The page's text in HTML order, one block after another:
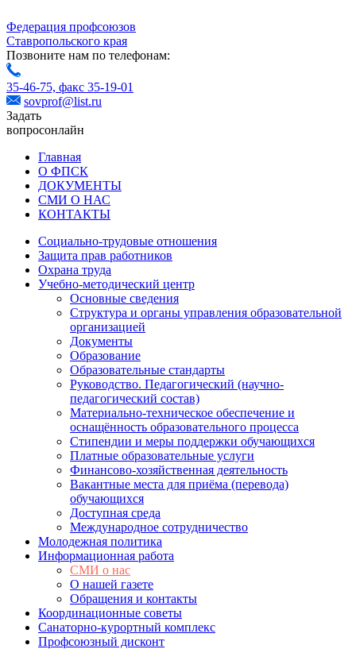
Федерация профсоюзов
Ставропольского края
Позвоните нам по телефонам:
35-46-75, факс 35-19-01
sovprof@list.ru
Задать
вопросонлайн
Главная
О ФПСК
ДОКУМЕНТЫ
СМИ О НАС
КОНТАКТЫ
Социально-трудовые отношения
Защита прав работников
Охрана труда
Учебно-методический центр
Основные сведения
Структура и органы управления образовательной
организацией
Документы
Образование
Образовательные стандарты
Руководство. Педагогический (научно-
педагогический состав)
Материально-техническое обеспечение и
оснащённость образовательного процесса
Стипендии и меры поддержки обучающихся
Платные образовательные услуги
Финансово-хозяйственная деятельность
Вакантные места для приёма (перевода)
обучающихся
Доступная среда
Международное сотрудничество
Молодежная политика
Информационная работа
СМИ о нас
О нашей газете
Обращения и контакты
Координационные советы
Санаторно-курортный комплекс
Профсоюзный дисконт